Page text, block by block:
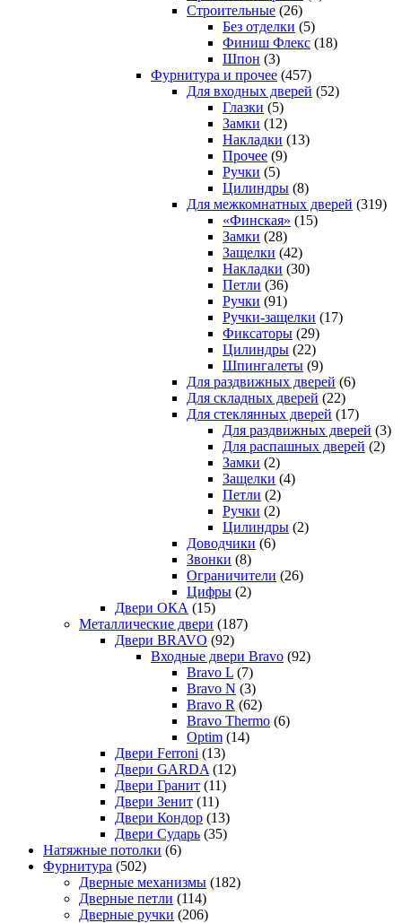
Строительные (26)
Без отделки (5)
Финиш Флекс (18)
Шпон (3)
Фурнитура и прочее (457)
Для входных дверей (52)
Глазки (5)
Замки (12)
Накладки (13)
Прочее (9)
Ручки (5)
Цилиндры (8)
Для межкомнатных дверей (319)
«Финская» (15)
Замки (28)
Защелки (42)
Накладки (30)
Петли (36)
Ручки (91)
Ручки-защелки (17)
Фиксаторы (29)
Цилиндры (22)
Шпингалеты (9)
Для раздвижных дверей (6)
Для складных дверей (22)
Для стеклянных дверей (17)
Для раздвижных дверей (3)
Для распашных дверей (2)
Замки (2)
Защелки (4)
Петли (2)
Ручки (2)
Цилиндры (2)
Доводчики (6)
Звонки (8)
Ограничители (26)
Цифры (2)
Двери ОКА (15)
Металлические двери (187)
Двери BRAVO (92)
Входные двери Bravo (92)
Bravo L (7)
Bravo N (3)
Bravo R (62)
Bravo Thermo (6)
Optim (14)
Двери Ferroni (13)
Двери GARDA (12)
Двери Гранит (11)
Двери Зенит (11)
Двери Кондор (13)
Двери Сударь (35)
Натяжные потолки (6)
Фурнитура (502)
Дверные механизмы (182)
Дверные петли (114)
Дверные ручки (206)